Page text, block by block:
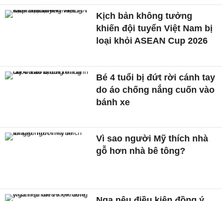
Kịch bản không tưởng
khiến đội tuyển Việt Nam bị
loại khỏi ASEAN Cup 2026
Bé 4 tuổi bị đứt rời cánh tay
do áo chống nắng cuốn vào
bánh xe
Vì sao người Mỹ thích nhà
gỗ hơn nhà bê tông?